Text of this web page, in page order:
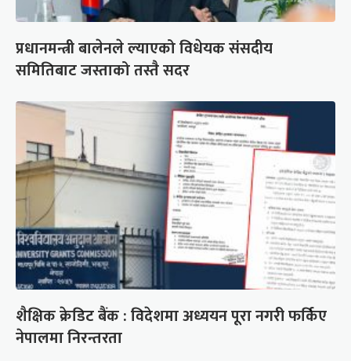
प्रधानमन्त्री बालेनले ल्याएको विधेयक संसदीय
समितिबाट जस्ताको तस्तै सदर
शैक्षिक क्रेडिट बैंक : विदेशमा अध्ययन पूरा नगरी फर्किए
नेपालमा निरन्तरता